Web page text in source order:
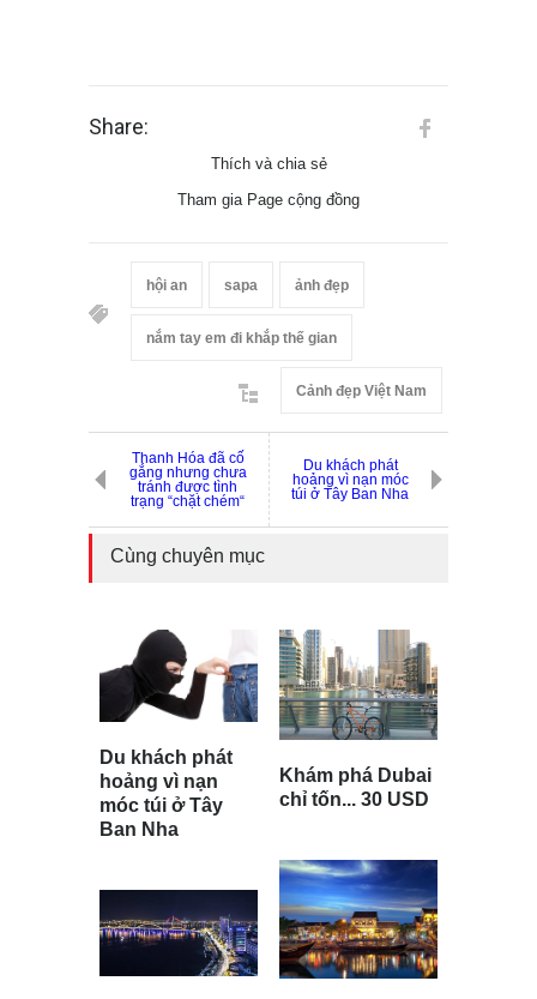
Share:
Thích và chia sẻ
Tham gia Page cộng đồng
hội an sapa ảnh đẹp
nắm tay em đi khắp thế gian
Cảnh đẹp Việt Nam
Thanh Hóa đã cố
gắng nhưng chưa
tránh được tình
trạng “chặt chém“
Du khách phát
hoảng vì nạn móc
túi ở Tây Ban Nha
Cùng chuyên mục
Du khách phát
hoảng vì nạn
móc túi ở Tây
Ban Nha
Khám phá Dubai
chỉ tốn... 30 USD